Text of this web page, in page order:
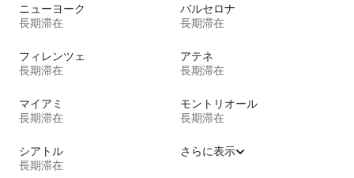
ニューヨーク
長期滞在
バルセロナ
長期滞在
フィレンツェ
長期滞在
アテネ
長期滞在
マイアミ
長期滞在
モントリオール
長期滞在
シアトル
長期滞在
さらに表示